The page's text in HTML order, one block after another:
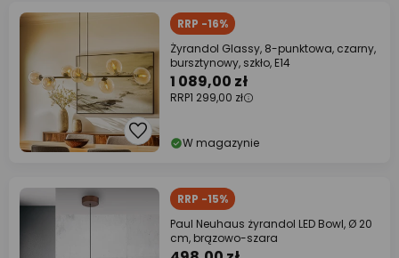
RRP -16%
Żyrandol Glassy, 8-punktowa, czarny,
bursztynowy, szkło, E14
1 089,00 zł
RRP1 299,00 zł
W magazynie
RRP -15%
Paul Neuhaus żyrandol LED Bowl, Ø 20
cm, brązowo-szara